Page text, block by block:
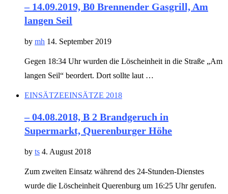
– 14.09.2019, B0 Brennender Gasgrill, Am
langen Seil
by mh 14. September 2019
Gegen 18:34 Uhr wurden die Löscheinheit in die Straße „Am
langen Seil“ beordert. Dort sollte laut …
EINSÄTZEEINSÄTZE 2018
– 04.08.2018, B 2 Brandgeruch in
Supermarkt, Querenburger Höhe
by ts 4. August 2018
Zum zweiten Einsatz während des 24-Stunden-Dienstes
wurde die Löscheinheit Querenburg um 16:25 Uhr gerufen.